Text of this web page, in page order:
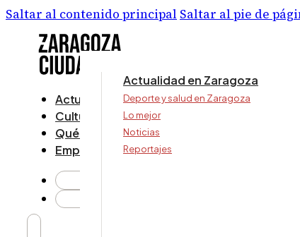
Saltar al contenido principal Saltar al pie de
Actualidad
Cultura y ocio
Qué ver y hacer
Empresa
Actualidad en Zaragoza
Deporte y salud en Zaragoza
Lo mejor
Noticias
Reportajes